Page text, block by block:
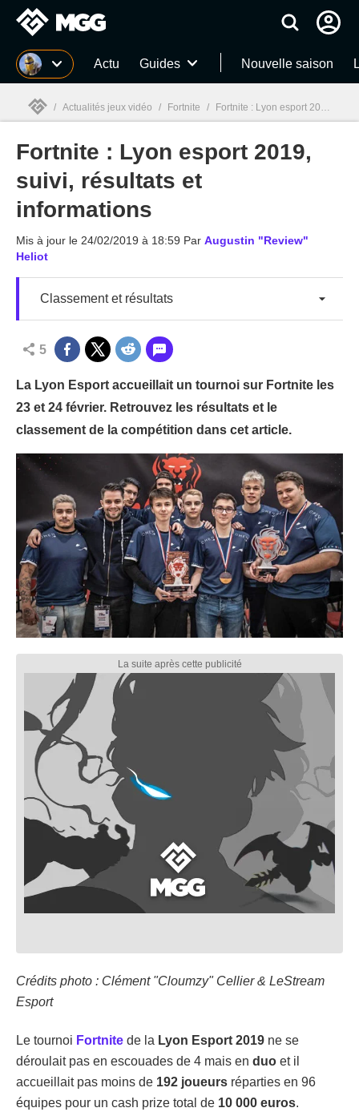
MGG Actu Guides Nouvelle saison
MGG
/ Actualités jeux vidéo / Fortnite / Fortnite : Lyon esport 2019, suivi, résultats et informations
Fortnite : Lyon esport 2019,
suivi, résultats et
informations
Mis à jour le 24/02/2019 à 18:59 Par Augustin "Review"
Heliot
Classement et résultats
5
La Lyon Esport accueillait un tournoi sur Fortnite les
23 et 24 février. Retrouvez les résultats et le
classement de la compétition dans cet article.
Crédits photo : Clément "Cloumzy" Cellier & LeStream
Esport
Le tournoi Fortnite de la Lyon Esport 2019 ne se
déroulait pas en escouades de 4 mais en duo et il
accueillait pas moins de 192 joueurs réparties en 96
équipes pour un cash prize total de 10 000 euros.